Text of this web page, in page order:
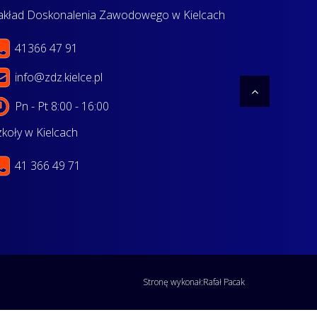
Doskonalenia Zawodowego w Kielcach
41366 47 91
info@zdz.kielce.pl
Pn - Pt 8:00 - 16:00
w Kielcach
41 366 49 71
Stronę wykonał:Rafał Pacak